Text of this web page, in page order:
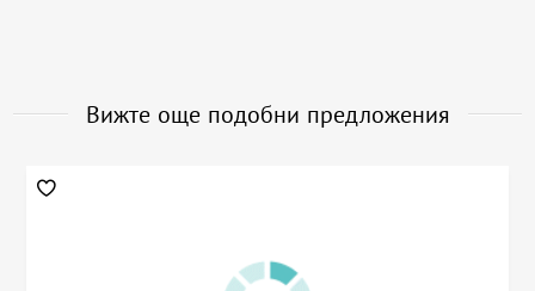
Вижте още подобни предложения